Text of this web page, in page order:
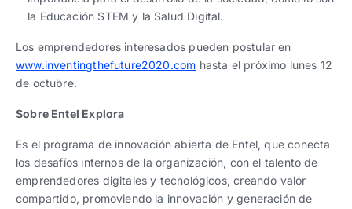
la Educación STEM y la Salud Digital.
Los emprendedores interesados pueden postular en
www.inventingthefuture2020.com hasta el próximo lunes 12
de octubre.
Sobre Entel Explora
Es el programa de innovación abierta de Entel, que conecta
los desafíos internos de la organización, con el talento de
emprendedores digitales y tecnológicos, creando valor
compartido, promoviendo la innovación y generación de